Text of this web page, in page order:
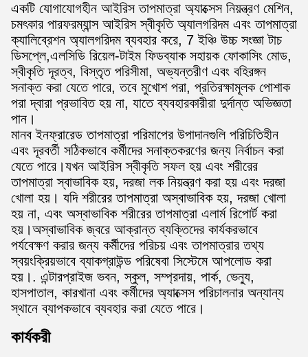
একটি যোগাযোগহীন আইরিস তাপমাত্রা অ্যাক্সেস নিয়ন্ত্রণ মেশিন,
চমৎকার পারফরম্যান্স আইরিস স্বীকৃতি অ্যালগরিদম এবং তাপমাত্রা
ক্যালিব্রেশন অ্যালগরিদম ব্যবহার করে, 7 ইঞ্চি উচ্চ সংজ্ঞা টাচ
ডিসপ্লে,এলসিডি রিয়েল-টাইম ফিডব্যাক সহায়ক ফোকাসিং মোড,
স্বীকৃতি দূরত্ব, বিস্তৃত পরিসীমা, অভ্যন্তরীণ এবং বহিরঙ্গন
সনাক্ত করা যেতে পারে, তবে মুখোশ পরা, প্রতিরক্ষামূলক পোশাক
পরা দ্বারা প্রভাবিত হয় না, যাতে ব্যবহারকারীরা দুর্দান্ত অভিজ্ঞতা
পান।
মানব ইনফ্রারেড তাপমাত্রা পরিমাপের উপাদানগুলি পরিচিতিহীন
এবং দূরবর্তী সঠিকভাবে কর্মীদের সনাক্তকরণের জন্য নির্বাচন করা
যেতে পারে।যখন আইরিস স্বীকৃতি সফল হয় এবং শরীরের
তাপমাত্রা স্বাভাবিক হয়, দরজা লক নিয়ন্ত্রণ করা হয় এবং দরজা
খোলা হয়। যদি শরীরের তাপমাত্রা অস্বাভাবিক হয়, দরজা খোলা
হয় না, এবং অস্বাভাবিক শরীরের তাপমাত্রা এলার্ম রিপোর্ট করা
হয়।অস্বাভাবিক জ্বরে আক্রান্ত ব্যক্তিদের কার্যকরভাবে
পর্যবেক্ষণ করার জন্য কর্মীদের পরিচয় এবং তাপমাত্রার তথ্য
স্বয়ংক্রিয়ভাবে ব্যাকগ্রাউন্ড পরিষেবা সিস্টেমে আপলোড করা
হয়।. এন্টারপ্রাইজ ভবন, স্কুল, সম্প্রদায়, পার্ক, ভেন্যু,
হাসপাতাল, কারখানা এবং কর্মীদের অ্যাক্সেস পরিচালনার অন্যান্য
স্থানে ব্যাপকভাবে ব্যবহার করা যেতে পারে।
কার্যকরী